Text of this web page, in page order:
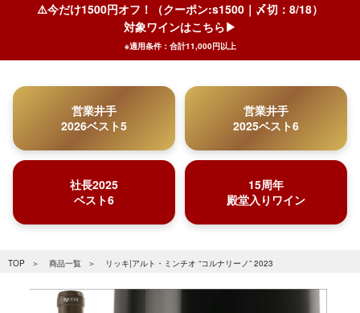
⚠️今だけ1500円オフ！（クーポン:s1500｜〆切：8/18）
対象ワインはこちら▶︎
※適用条件：合計11,000円以上
営業井手
2026ベスト5
営業井手
2025ベスト6
社長2025
ベスト6
15周年
殿堂入りワイン
TOP 商品一覧 リッキ|アルト・ミンチオ “コルナリーノ” 2023